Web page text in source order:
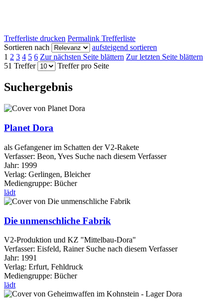
Trefferliste drucken Permalink Trefferliste
Sortieren nach
aufsteigend sortieren
1 2 3 4 5 6 Zur nächsten Seite blättern Zur letzten Seite blättern
51 Treffer
Treffer pro Seite
Suchergebnis
Planet Dora
als Gefangener im Schatten der V2-Rakete
Verfasser: Beon, Yves Suche nach diesem Verfasser
Jahr: 1999
Verlag: Gerlingen, Bleicher
Mediengruppe: Bücher
lädt
Die unmenschliche Fabrik
V2-Produktion und KZ "Mittelbau-Dora"
Verfasser: Eisfeld, Rainer Suche nach diesem Verfasser
Jahr: 1991
Verlag: Erfurt, Fehldruck
Mediengruppe: Bücher
lädt